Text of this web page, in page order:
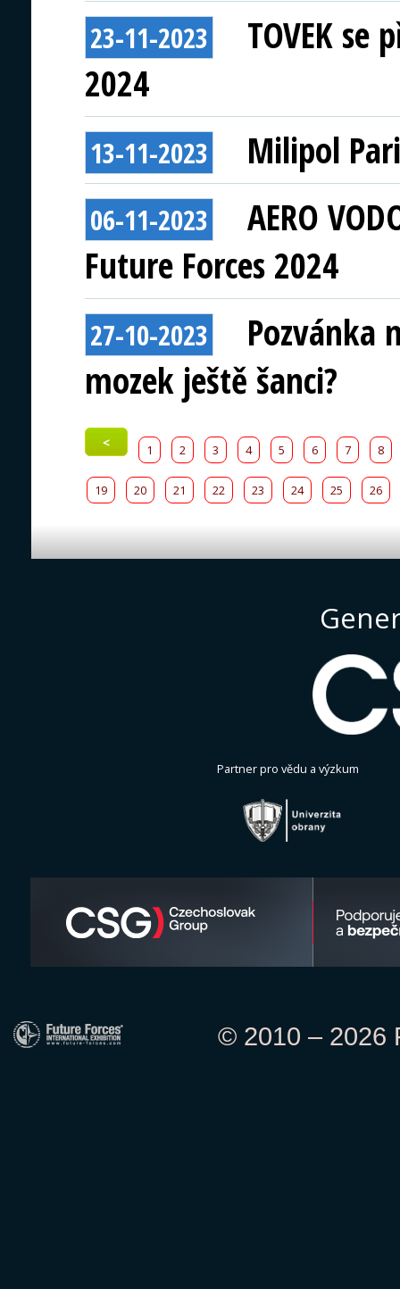
23-11-2023
TOVEK se
2024
13-11-2023 Milipol
06-11-2023
AERO
Future Forces 2024
27-10-2023
Pozvánka
mozek ještě šanci?
< 1 2 3 4 5 6 7 8
19 20 21 22 23 24 25 26
Partner pro vědu a výzkum
© 2010 – 2026